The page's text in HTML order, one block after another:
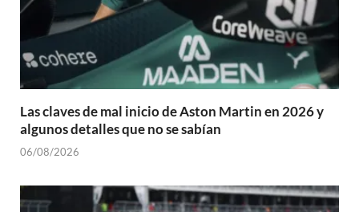
Las claves de mal inicio de Aston Martin en 2026 y
algunos detalles que no se sabían
06/08/2026